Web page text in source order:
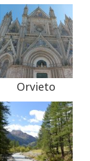
Orvieto